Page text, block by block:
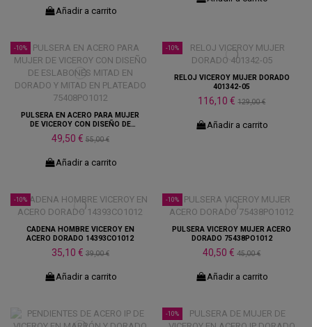
Añadir a carrito
-10%
PULSERA EN ACERO PARA MUJER
DE VICEROY CON DISEÑO DE
ESLABONES MITAD EN DORADO Y
MITAD...
49,50 € 55,00 €
Añadir a carrito
-10%
RELOJ VICEROY MUJER DORADO
401342-05
116,10 €129,00 €
Añadir a carrito
-10%
CADENA HOMBRE VICEROY EN
ACERO DORADO 14393CO1012
35,10 € 39,00 €
Añadir a carrito
-10%
PULSERA VICEROY MUJER ACERO
DORADO 75438PO1012
40,50 €45,00 €
Añadir a carrito
-10%